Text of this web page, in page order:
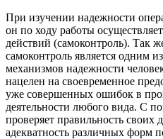
При изучении надежности
он по ходу работы
действий (самоконтроль). Так
самоконтроль является одним
механизмов надежности
нацелен на своевременное
уже совершенных ошибок в
деятельности любого вида. С
проверяет правильность своих
адекватность различных форм